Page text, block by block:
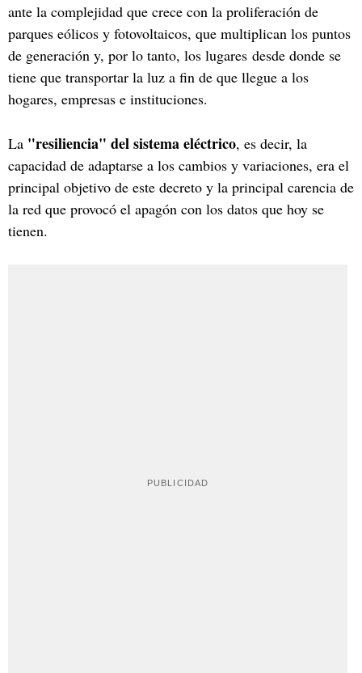
ante la complejidad que crece con la proliferación de
parques eólicos y fotovoltaicos, que multiplican los puntos
de generación y, por lo tanto, los lugares desde donde se
tiene que transportar la luz a fin de que llegue a los
hogares, empresas e instituciones.
La "resiliencia" del sistema eléctrico, es decir, la
capacidad de adaptarse a los cambios y variaciones, era el
principal objetivo de este decreto y la principal carencia de
la red que provocó el apagón con los datos que hoy se
tienen.